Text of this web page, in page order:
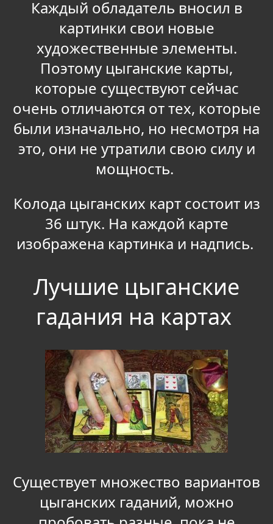
Каждый обладатель вносил в
картинки свои новые
художественные элементы.
Поэтому цыганские карты,
которые существуют сейчас
очень отличаются от тех, которые
были изначально, но несмотря на
это, они не утратили свою силу и
мощность.
Колода цыганских карт состоит из
36 штук. На каждой карте
изображена картинка и надпись.
Лучшие цыганские
гадания на картах
Существует множество вариантов
цыганских гаданий, можно